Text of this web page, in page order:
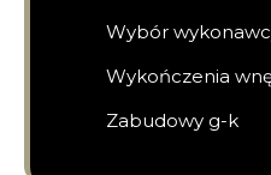
Wybór
Wykończenia
Zabudowy g-k